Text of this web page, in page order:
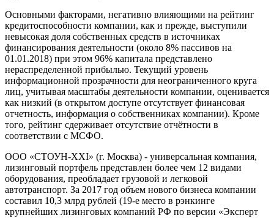
Основными факторами, негативно влияющими на рейтинг
кредитоспособности компании, как и прежде, выступили
невысокая доля собственных средств в источниках
финансирования деятельности (около 8% пассивов на
01.01.2018) при этом 96% капитала представлено
нераспределенной прибылью. Текущий уровень
информационной прозрачности для неограниченного круга
лиц, учитывая масштабы деятельности компании, оценивается
как низкий (в открытом доступе отсутствует финансовая
отчетность, информация о собственниках компании). Кроме
того, рейтинг сдерживает отсутствие отчётности в
соответствии с МСФО.
ООО «СТОУН-XXI» (г. Москва) - универсальная компания,
лизинговый портфель представлен более чем 12 видами
оборудования, преобладает грузовой и легковой
автотранспорт. За 2017 год объем нового бизнеса компании
составил 10,3 млрд рублей (19-е место в рэнкинге
крупнейших лизинговых компаний РФ по версии «Эксперт